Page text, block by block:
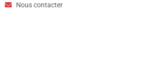
Nous contacter